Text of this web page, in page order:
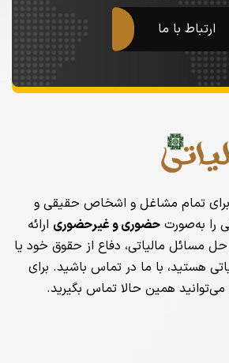
ارتباط با ما
تمام مشاغل و اشخاص حقیقی و
را به‌صورت حضوری و غیرحضوری ارائه
مسائل مالیاتی، دفاع از حقوق خود یا
هستید، با ما در تماس باشید. برای
می‌توانید همین حالا تماس بگیرید.